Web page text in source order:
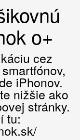
o+
cez
iPhonov.
nižšie ako
stránky.
tu: